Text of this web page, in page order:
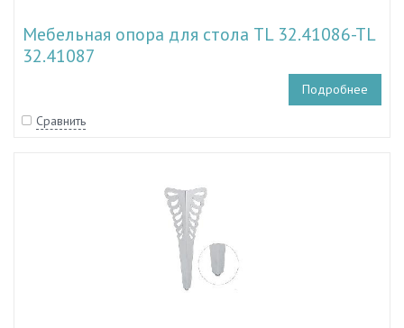
Мебельная опора для стола TL 32.41086-TL
32.41087
Подробнее
Сравнить